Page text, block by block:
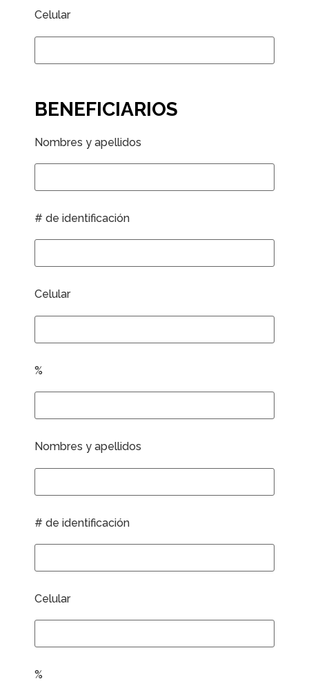
Celular
BENEFICIARIOS
Nombres y apellidos
# de identificación
Celular
%
Nombres y apellidos
# de identificación
Celular
%